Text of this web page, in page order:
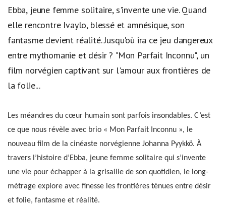
Ebba, jeune femme solitaire, s'invente une vie. Quand
elle rencontre Ivaylo, blessé et amnésique, son
fantasme devient réalité. Jusqu'où ira ce jeu dangereux
entre mythomanie et désir ? "Mon Parfait Inconnu", un
film norvégien captivant sur l'amour aux frontières de
la folie...
Les méandres du cœur humain sont parfois insondables. C’est
ce que nous révèle avec brio « Mon Parfait Inconnu », le
nouveau film de la cinéaste norvégienne Johanna Pyykkö. À
travers l’histoire d’Ebba, jeune femme solitaire qui s’invente
une vie pour échapper à la grisaille de son quotidien, le long-
métrage explore avec finesse les frontières ténues entre désir
et folie, fantasme et réalité.